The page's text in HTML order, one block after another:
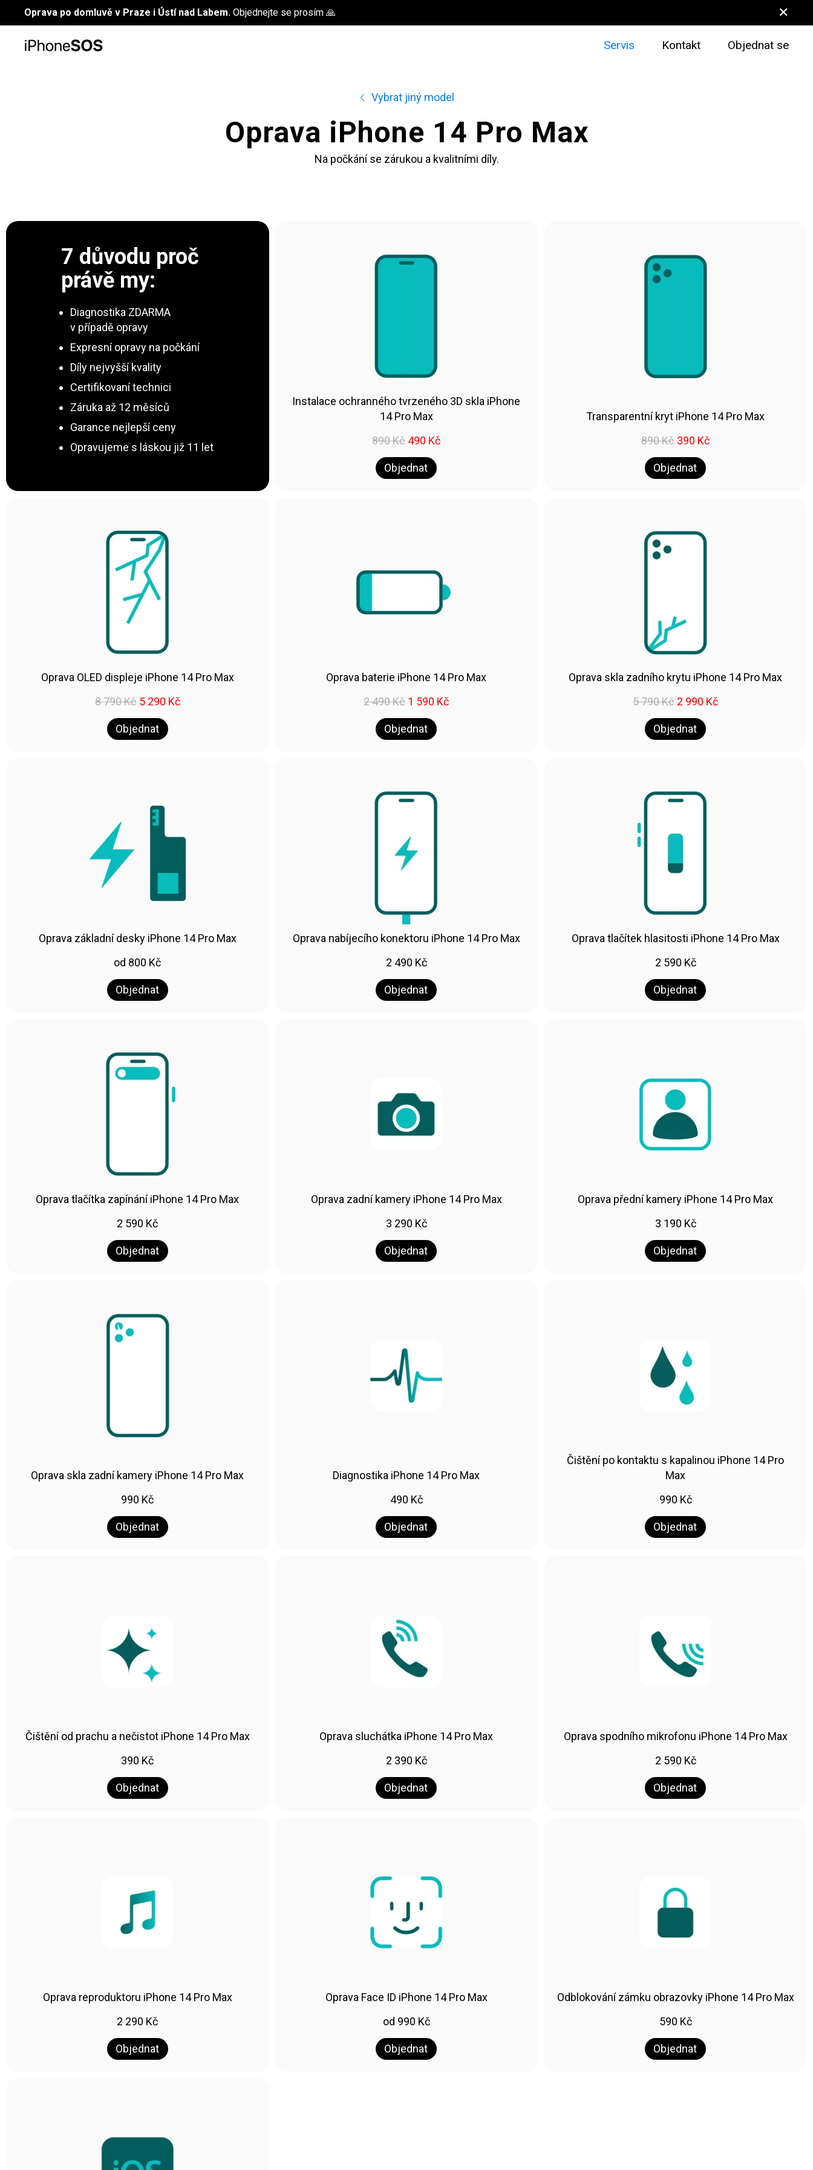
Oprava po domluvě v Praze i Ústí nad Labem. Objednejte se prosím 🙏 ✕
Servis Kontakt Objednat se
Vybrat jiný model
Oprava iPhone 14 Pro Max
Na počkání se zárukou a kvalitními díly.
7 důvodu proč
právě my:
Diagnostika ZDARMA
v případě opravy
Expresní opravy na počkání
Díly nejvyšší kvality
Certifikovaní technici
Záruka až 12 měsíců
Garance nejlepší ceny
Opravujeme s láskou již 11 let
Instalace ochranného tvrzeného 3D skla iPhone
14 Pro Max
890Kč 490 Kč
Objednat
Transparentní kryt iPhone 14 Pro Max
890Kč 390 Kč
Objednat
Oprava OLED displeje iPhone 14 Pro Max
8 790Kč 5 290 Kč
Objednat
Oprava baterie iPhone 14 Pro Max
2 490Kč 1 590 Kč
Objednat
Oprava skla zadního krytu iPhone 14 Pro Max
5 790Kč 2 990 Kč
Objednat
Oprava základní desky iPhone 14 Pro Max
od 800 Kč
Objednat
Oprava nabíjecího konektoru iPhone 14 Pro Max
2 490 Kč
Objednat
Oprava tlačítek hlasitosti iPhone 14 Pro Max
2 590 Kč
Objednat
Oprava tlačítka zapínání iPhone 14 Pro Max
2 590 Kč
Objednat
Oprava zadní kamery iPhone 14 Pro Max
3 290 Kč
Objednat
Oprava přední kamery iPhone 14 Pro Max
3 190 Kč
Objednat
Oprava skla zadní kamery iPhone 14 Pro Max
990 Kč
Objednat
Diagnostika iPhone 14 Pro Max
490 Kč
Objednat
Čištění po kontaktu s kapalinou iPhone 14 Pro
Max
990 Kč
Objednat
Čištění od prachu a nečistot iPhone 14 Pro Max
390 Kč
Objednat
Oprava sluchátka iPhone 14 Pro Max
2 390 Kč
Objednat
Oprava spodního mikrofonu iPhone 14 Pro Max
2 590 Kč
Objednat
Oprava reproduktoru iPhone 14 Pro Max
2 290 Kč
Objednat
Oprava Face ID iPhone 14 Pro Max
od 990 Kč
Objednat
Odblokování zámku obrazovky iPhone 14 Pro Max
590 Kč
Objednat